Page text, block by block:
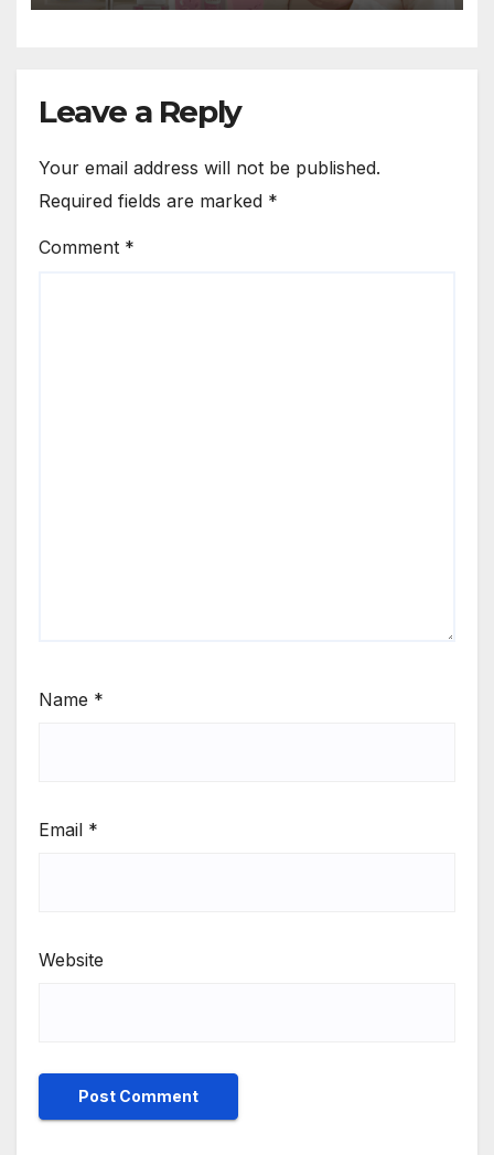
Leave a Reply
Your email address will not be published.
Required fields are marked *
Comment *
Name *
Email *
Website